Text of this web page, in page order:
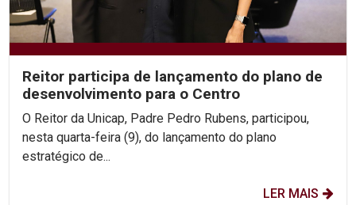
Reitor participa de lançamento do plano de
desenvolvimento para o Centro
O Reitor da Unicap, Padre Pedro Rubens, participou,
nesta quarta-feira (9), do lançamento do plano
estratégico de...
LER MAIS